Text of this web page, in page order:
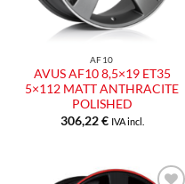
AF10
AVUS AF10 8,5×19 ET35
5×112 MATT ANTHRACITE
POLISHED
306,22€ IVA incl.